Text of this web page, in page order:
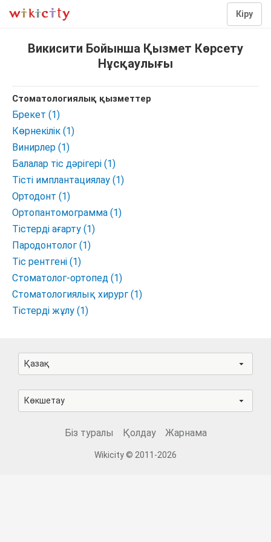
Кіру
Викисити Бойынша Қызмет Көрсету
Нұсқаулығы
Стоматологиялық қызметтер
Брекет (1)
Көрнекілік (1)
Винирлер (1)
Балалар тіс дәрігері (1)
Тісті имплантациялау (1)
Ортодонт (1)
Ортопантомограмма (1)
Тістерді ағарту (1)
Пародонтолог (1)
Тіс рентгені (1)
Стоматолог-ортопед (1)
Стоматологиялық хирург (1)
Тістерді жұлу (1)
Қазақ
Көкшетау
Біз туралы Қолдау Жарнама
Wikicity © 2011-2026